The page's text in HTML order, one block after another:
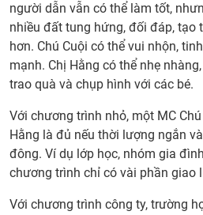
người dẫn vẫn có thể làm tốt,
nhiều đất tung hứng, đối đáp, tạo
hơn. Chú Cuội có thể vui nhộn,
mạnh. Chị Hằng có thể nhẹ
trao quà và chụp hình với các bé.
Với chương trình nhỏ, một MC
Hằng là đủ nếu thời lượng ngắn
đông. Ví dụ lớp học, nhóm gia
chương trình chỉ có vài phần giao
Với chương trình công ty, trường